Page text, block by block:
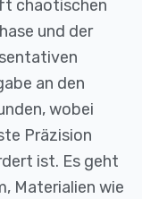
chaotischen
und der
an den
wobei
Präzision
ist. Es geht
Materialien wie